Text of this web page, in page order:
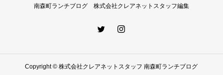
南森町ランチブログ 株式会社クレアネットスタッフ編集
Copyright © 株式会社クレアネットスタッフ 南森町ランチブログ